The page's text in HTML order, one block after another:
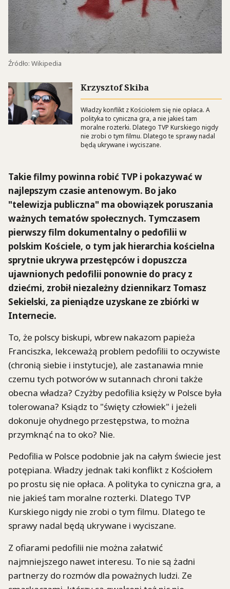
Źródło: Wikipedia
Krzysztof Skiba
Władzy konflikt z Kościołem się nie opłaca. A
polityka to cyniczna gra, a nie jakieś tam
moralne rozterki. Dlatego TVP Kurskiego nigdy
nie zrobi o tym filmu. Dlatego te sprawy nadal
będą ukrywane i wyciszane.
Takie filmy powinna robić TVP i pokazywać w
najlepszym czasie antenowym. Bo jako
"telewizja publiczna" ma obowiązek poruszania
ważnych tematów społecznych. Tymczasem
pierwszy film dokumentalny o pedofilii w
polskim Kościele, o tym jak hierarchia kościelna
sprytnie ukrywa przestępców i dopuszcza
ujawnionych pedofilii ponownie do pracy z
dziećmi, zrobił niezależny dziennikarz Tomasz
Sekielski, za pieniądze uzyskane ze zbiórki w
Internecie.
To, że polscy biskupi, wbrew nakazom papieża
Franciszka, lekceważą problem pedofilii to oczywiste
(chronią siebie i instytucje), ale zastanawia mnie
czemu tych potworów w sutannach chroni także
obecna władza? Czyżby pedofilia księży w Polsce była
tolerowana? Ksiądz to "święty człowiek" i jeżeli
dokonuje ohydnego przestępstwa, to można
przymknąć na to oko? Nie.
Pedofilia w Polsce podobnie jak na całym świecie jest
potępiana. Władzy jednak taki konflikt z Kościołem
po prostu się nie opłaca. A polityka to cyniczna gra, a
nie jakieś tam moralne rozterki. Dlatego TVP
Kurskiego nigdy nie zrobi o tym filmu. Dlatego te
sprawy nadal będą ukrywane i wyciszane.
Z ofiarami pedofilii nie można załatwić
najmniejszego nawet interesu. To nie są żadni
partnerzy do rozmów dla poważnych ludzi. Ze